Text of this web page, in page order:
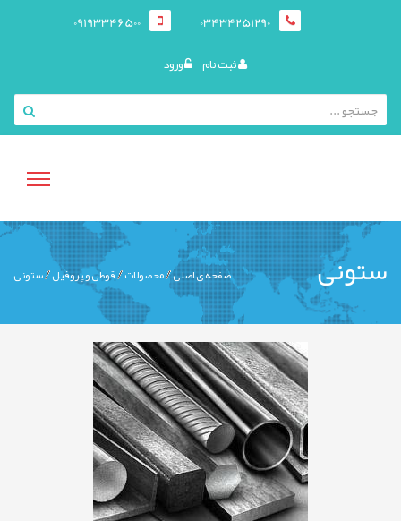
03434251290
09193346500
ثبت نام ورود
منوی
کاربری
ستونی صفحه ی اصلی محصولات قوطی و پروفيل ستونی